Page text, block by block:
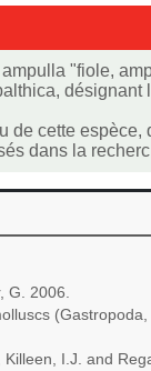
"fiole,
désignant
de cette
dans la
G. 2006.
I.J. and